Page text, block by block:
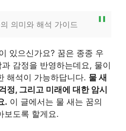
의미와 해석 가이드
있으신가요? 꿈은 종종 우
감정을 반영하는데요, 물이
해석이 가능하답니다. 물 새
정, 그리고 미래에 대한 암시
. 이 글에서는 물 새는 꿈의
보도록 할게요.